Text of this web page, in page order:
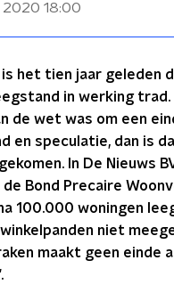
2020 18:00
is het tien jaar geleden
in werking
de wet was om een
en speculatie, dan is
In De Nieuws
de Bond Precaire
100.000 woningen
niet
maakt geen einde